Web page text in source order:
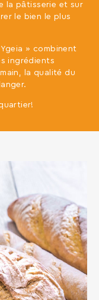
la pâtisserie et sur
le bien le plus
» combinent
ingrédients
la qualité du